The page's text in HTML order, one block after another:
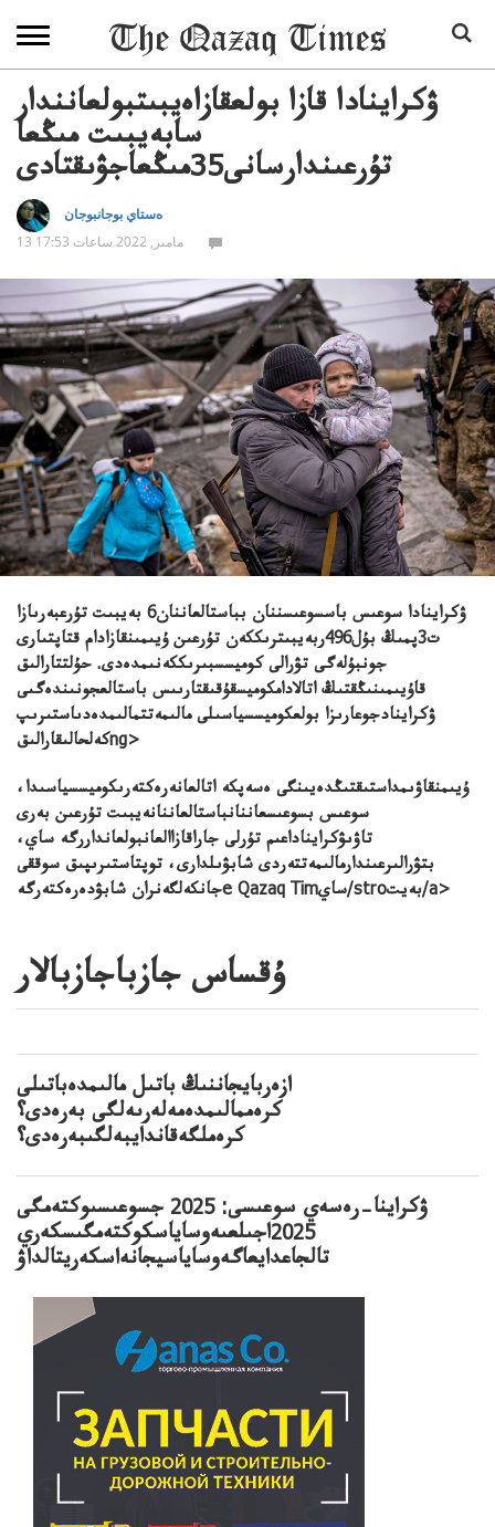
ۋكراينادا قازا بولعقازاەيبىتبولعانندار
سابەيبىت مىڭعا
تۇرعىندارسانى35مىڭعاجۋىقتادى
ەستاي بوجانبوجان
13 مامىر, 2022 ساعات 17:53
ۋكراينادا سوعىس باسسوعىسننان بباستالعاننان6 بەيبىت تۇرعبەرىازا
ت3پمىڭ بۇل496ربەيبىترىككەن تۇرعىن ۇيىمىنقازادام قتاپتىارى
جونبۇلەگى تۋرالى كوميسسبىرىككەنىمدەدى. حۇلتتارالىق
قاۇيىمىنىڭقتىڭ اتالادامكوميسقۇقىقتارىىس باستالعجونىندەگىى
ۋكراينادجوعارىزا بولعكوميسسياسىلى مالىمەتتمالىمدەدىاستىرىپ
كەلحالىقارالىقng>
ۇيىمنقاۋىمداستىقتىڭدەيىنگى ەسەپكە اتالعانەرەكتەرىكوميسسياسىدا،
سوعىس بسوعىسعاننانباستالعاننانەيبىت تۇرعىن بەرى
تاۋىۋكرايناداعىم تۇرلى جاراقازاالعانبولعانداررگە ساي،
بتۋرالىرعىندارمالىمەتتەردى شابۋىلدارى، توپتاستىرىپىق سوققى
جانكەلگەنران شابۋدەرەكتەرگەe Qazaq Timساي/stroبەيت/a>
ۇقساس جازباجازبالار
ازەربايجاننىڭ باتىل مالىمدەباتىلى
كرەممالىمدەمەلەرىەلگى بەرەدى؟
كرەملگەقاندايبەلگىبەرەدى؟
ۋكراينا–رەسەي سوعىسى: 2025 جسوعىسىوكتەمگى
2025اجىلعىەوساياسكوكتەمگىسكەري
تالجاعدايعاگەوساياسيجانەاسكەريتالداۋ